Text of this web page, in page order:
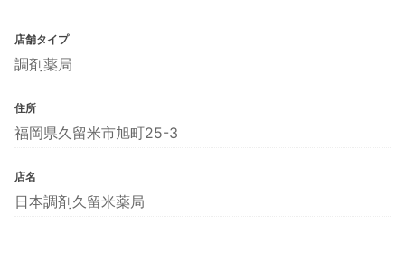
店舗タイプ
調剤薬局
住所
福岡県久留米市旭町25-3
店名
日本調剤久留米薬局